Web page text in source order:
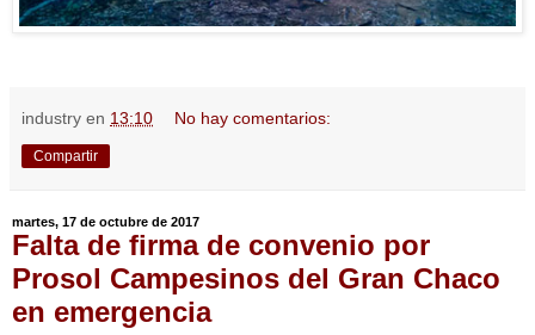
industry en 13:10 No hay comentarios:
Compartir
martes, 17 de octubre de 2017
Falta de firma de convenio por
Prosol Campesinos del Gran Chaco
en emergencia